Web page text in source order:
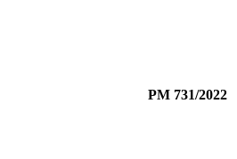
PM 731/2022